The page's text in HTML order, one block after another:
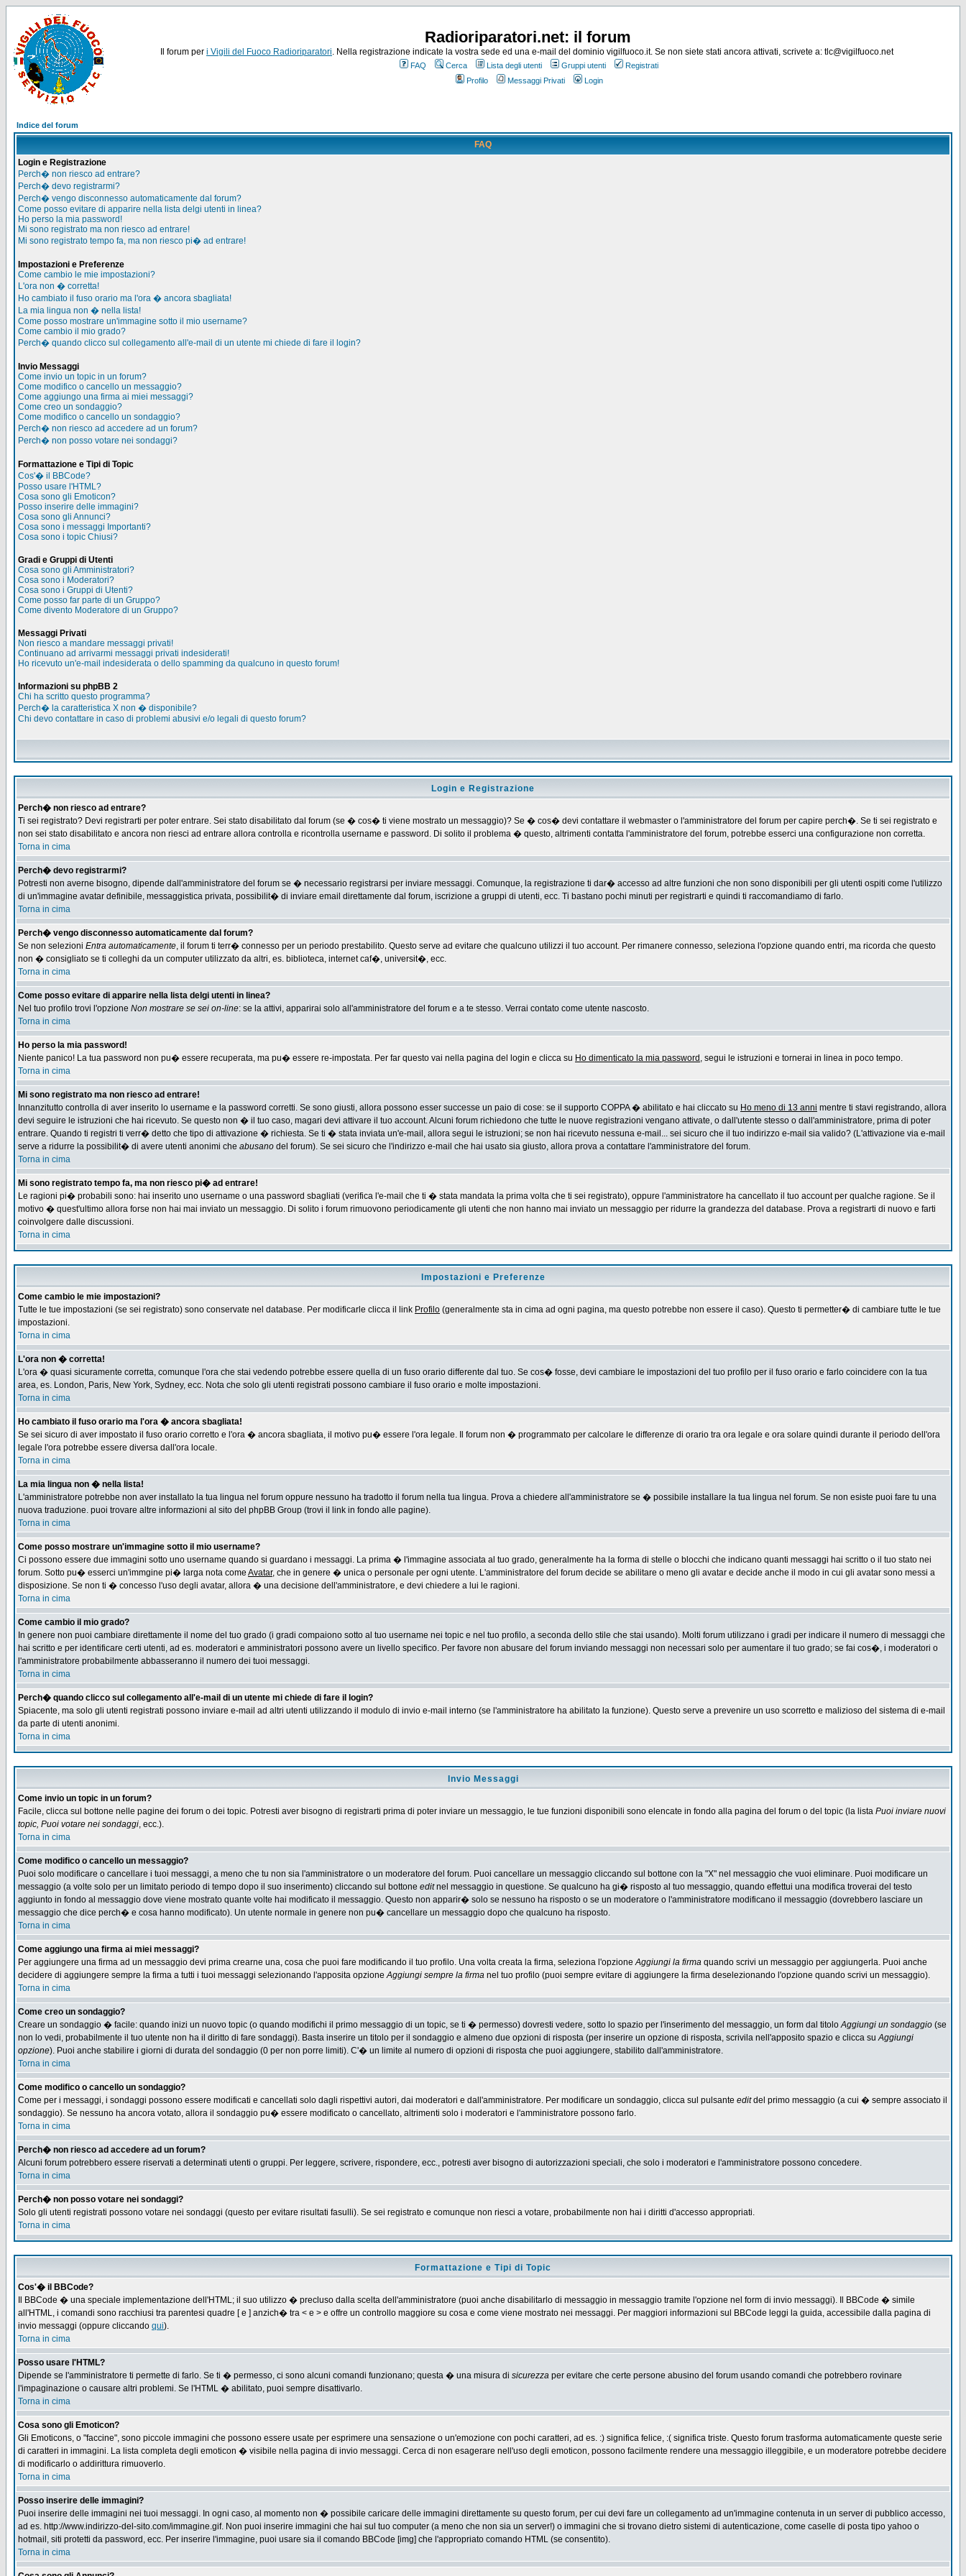
Radioriparatori.net: il forum
Il forum per i Vigili del Fuoco Radioriparatori. Nella registrazione indicate la vostra sede ed una e-mail del dominio vigilfuoco.it. Se non siete stati ancora attivati, scrivete a: tlc@vigilfuoco.net
FAQ Cerca Lista degli utenti Gruppi utenti
Registrati
Profilo
Messaggi Privati Login
Indice del forum
FAQ
Login e Registrazione
Perch� non riesco ad entrare?
Perch� devo registrarmi?
Perch� vengo disconnesso automaticamente dal forum?
Come posso evitare di apparire nella lista delgi utenti in linea?
Ho perso la mia password!
Mi sono registrato ma non riesco ad entrare!
Mi sono registrato tempo fa, ma non riesco pi� ad entrare!
Impostazioni e Preferenze
Come cambio le mie impostazioni?
L'ora non � corretta!
Ho cambiato il fuso orario ma l'ora � ancora sbagliata!
La mia lingua non � nella lista!
Come posso mostrare un'immagine sotto il mio username?
Come cambio il mio grado?
Perch� quando clicco sul collegamento all'e-mail di un utente mi chiede di fare il login?
Invio Messaggi
Come invio un topic in un forum?
Come modifico o cancello un messaggio?
Come aggiungo una firma ai miei messaggi?
Come creo un sondaggio?
Come modifico o cancello un sondaggio?
Perch� non riesco ad accedere ad un forum?
Perch� non posso votare nei sondaggi?
Formattazione e Tipi di Topic
Cos'� il BBCode?
Posso usare l'HTML?
Cosa sono gli Emoticon?
Posso inserire delle immagini?
Cosa sono gli Annunci?
Cosa sono i messaggi Importanti?
Cosa sono i topic Chiusi?
Gradi e Gruppi di Utenti
Cosa sono gli Amministratori?
Cosa sono i Moderatori?
Cosa sono i Gruppi di Utenti?
Come posso far parte di un Gruppo?
Come divento Moderatore di un Gruppo?
Messaggi Privati
Non riesco a mandare messaggi privati!
Continuano ad arrivarmi messaggi privati indesiderati!
Ho ricevuto un'e-mail indesiderata o dello spamming da qualcuno in questo forum!
Informazioni su phpBB 2
Chi ha scritto questo programma?
Perch� la caratteristica X non � disponibile?
Chi devo contattare in caso di problemi abusivi e/o legali di questo forum?
Login e Registrazione
Perch� non riesco ad entrare?
Ti sei registrato? Devi registrarti per poter entrare. Sei stato disabilitato dal forum (se � cos� ti viene mostrato un messaggio)? Se � cos� devi contattare il webmaster o l'amministratore del forum per capire perch�. Se ti sei registrato e
non sei stato disabilitato e ancora non riesci ad entrare allora controlla e ricontrolla username e password. Di solito il problema � questo, altrimenti contatta l'amministratore del forum, potrebbe esserci una configurazione non corretta.
Torna in cima
Perch� devo registrarmi?
Potresti non averne bisogno, dipende dall'amministratore del forum se � necessario registrarsi per inviare messaggi. Comunque, la registrazione ti dar� accesso ad altre funzioni che non sono disponibili per gli utenti ospiti come l'utilizzo
di un'immagine avatar definibile, messaggistica privata, possibilit� di inviare email direttamente dal forum, iscrizione a gruppi di utenti, ecc. Ti bastano pochi minuti per registrarti e quindi ti raccomandiamo di farlo.
Torna in cima
Perch� vengo disconnesso automaticamente dal forum?
Se non selezioni Entra automaticamente, il forum ti terr� connesso per un periodo prestabilito. Questo serve ad evitare che qualcuno utilizzi il tuo account. Per rimanere connesso, seleziona l'opzione quando entri, ma ricorda che questo
non � consigliato se ti colleghi da un computer utilizzato da altri, es. biblioteca, internet caf�, universit�, ecc.
Torna in cima
Come posso evitare di apparire nella lista delgi utenti in linea?
Nel tuo profilo trovi l'opzione Non mostrare se sei on-line: se la attivi, apparirai solo all'amministratore del forum e a te stesso. Verrai contato come utente nascosto.
Torna in cima
Ho perso la mia password!
Niente panico! La tua password non pu� essere recuperata, ma pu� essere re-impostata. Per far questo vai nella pagina del login e clicca su Ho dimenticato la mia password , segui le istruzioni e tornerai in linea in poco tempo.
Torna in cima
Mi sono registrato ma non riesco ad entrare!
Innanzitutto controlla di aver inserito lo username e la password corretti. Se sono giusti, allora possono esser successe un paio di cose: se il supporto COPPA � abilitato e hai cliccato su Ho meno di 13 anni mentre ti stavi registrando, allora
devi seguire le istruzioni che hai ricevuto. Se questo non � il tuo caso, magari devi attivare il tuo account. Alcuni forum richiedono che tutte le nuove registrazioni vengano attivate, o dall'utente stesso o dall'amministratore, prima di poter
entrare. Quando ti registri ti verr� detto che tipo di attivazione � richiesta. Se ti � stata inviata un'e-mail, allora segui le istruzioni; se non hai ricevuto nessuna e-mail... sei sicuro che il tuo indirizzo e-mail sia valido? (L'attivazione via e-mail
serve a ridurre la possibilit� di avere utenti anonimi che abusano del forum). Se sei sicuro che l'indirizzo e-mail che hai usato sia giusto, allora prova a contattare l'amministratore del forum.
Torna in cima
Mi sono registrato tempo fa, ma non riesco pi� ad entrare!
Le ragioni pi� probabili sono: hai inserito uno username o una password sbagliati (verifica l'e-mail che ti � stata mandata la prima volta che ti sei registrato), oppure l'amministratore ha cancellato il tuo account per qualche ragione. Se il
motivo � quest'ultimo allora forse non hai mai inviato un messaggio. Di solito i forum rimuovono periodicamente gli utenti che non hanno mai inviato un messaggio per ridurre la grandezza del database. Prova a registrarti di nuovo e farti
coinvolgere dalle discussioni.
Torna in cima
Impostazioni e Preferenze
Come cambio le mie impostazioni?
Tutte le tue impostazioni (se sei registrato) sono conservate nel database. Per modificarle clicca il link Profilo (generalmente sta in cima ad ogni pagina, ma questo potrebbe non essere il caso). Questo ti permetter� di cambiare tutte le tue
impostazioni.
Torna in cima
L'ora non � corretta!
L'ora � quasi sicuramente corretta, comunque l'ora che stai vedendo potrebbe essere quella di un fuso orario differente dal tuo. Se cos� fosse, devi cambiare le impostazioni del tuo profilo per il fuso orario e farlo coincidere con la tua
area, es. London, Paris, New York, Sydney, ecc. Nota che solo gli utenti registrati possono cambiare il fuso orario e molte impostazioni.
Torna in cima
Ho cambiato il fuso orario ma l'ora � ancora sbagliata!
Se sei sicuro di aver impostato il fuso orario corretto e l'ora � ancora sbagliata, il motivo pu� essere l'ora legale. Il forum non � programmato per calcolare le differenze di orario tra ora legale e ora solare quindi durante il periodo dell'ora
legale l'ora potrebbe essere diversa dall'ora locale.
Torna in cima
La mia lingua non � nella lista!
L'amministratore potrebbe non aver installato la tua lingua nel forum oppure nessuno ha tradotto il forum nella tua lingua. Prova a chiedere all'amministratore se � possibile installare la tua lingua nel forum. Se non esiste puoi fare tu una
nuova traduzione. puoi trovare altre informazioni al sito del phpBB Group (trovi il link in fondo alle pagine).
Torna in cima
Come posso mostrare un'immagine sotto il mio username?
Ci possono essere due immagini sotto uno username quando si guardano i messaggi. La prima � l'immagine associata al tuo grado, generalmente ha la forma di stelle o blocchi che indicano quanti messaggi hai scritto o il tuo stato nei
forum. Sotto pu� esserci un'immgine pi� larga nota come Avatar, che in genere � unica o personale per ogni utente. L'amministratore del forum decide se abilitare o meno gli avatar e decide anche il modo in cui gli avatar sono messi a
disposizione. Se non ti � concesso l'uso degli avatar, allora � una decisione dell'amministratore, e devi chiedere a lui le ragioni.
Torna in cima
Come cambio il mio grado?
In genere non puoi cambiare direttamente il nome del tuo grado (i gradi compaiono sotto al tuo username nei topic e nel tuo profilo, a seconda dello stile che stai usando). Molti forum utilizzano i gradi per indicare il numero di messaggi che
hai scritto e per identificare certi utenti, ad es. moderatori e amministratori possono avere un livello specifico. Per favore non abusare del forum inviando messaggi non necessari solo per aumentare il tuo grado; se fai cos�, i moderatori o
l'amministratore probabilmente abbasseranno il numero dei tuoi messaggi.
Torna in cima
Perch� quando clicco sul collegamento all'e-mail di un utente mi chiede di fare il login?
Spiacente, ma solo gli utenti registrati possono inviare e-mail ad altri utenti utilizzando il modulo di invio e-mail interno (se l'amministratore ha abilitato la funzione). Questo serve a prevenire un uso scorretto e malizioso del sistema di e-mail
da parte di utenti anonimi.
Torna in cima
Invio Messaggi
Come invio un topic in un forum?
Facile, clicca sul bottone nelle pagine dei forum o dei topic. Potresti aver bisogno di registrarti prima di poter inviare un messaggio, le tue funzioni disponibili sono elencate in fondo alla pagina del forum o del topic (la lista Puoi inviare nuovi
topic, Puoi votare nei sondaggi, ecc.).
Torna in cima
Come modifico o cancello un messaggio?
Puoi solo modificare o cancellare i tuoi messaggi, a meno che tu non sia l'amministratore o un moderatore del forum. Puoi cancellare un messaggio cliccando sul bottone con la "X" nel messaggio che vuoi eliminare. Puoi modificare un
messaggio (a volte solo per un limitato periodo di tempo dopo il suo inserimento) cliccando sul bottone editnel messaggio in questione. Se qualcuno ha gi� risposto al tuo messaggio, quando effettui una modifica troverai del testo
aggiunto in fondo al messaggio dove viene mostrato quante volte hai modificato il messaggio. Questo non apparir� solo se nessuno ha risposto o se un moderatore o l'amministratore modificano il messaggio (dovrebbero lasciare un
messaggio che dice perch� e cosa hanno modificato). Un utente normale in genere non pu� cancellare un messaggio dopo che qualcuno ha risposto.
Torna in cima
Come aggiungo una firma ai miei messaggi?
Per aggiungere una firma ad un messaggio devi prima crearne una, cosa che puoi fare modificando il tuo profilo. Una volta creata la firma, seleziona l'opzioneAggiungi la firma quando scrivi un messaggio per aggiungerla. Puoi anche
decidere di aggiungere sempre la firma a tutti i tuoi messaggi selezionando l'apposita opzioneAggiungi sempre la firma nel tuo profilo (puoi sempre evitare di aggiungere la firma deselezionando l'opzione quando scrivi un messaggio).
Torna in cima
Come creo un sondaggio?
Creare un sondaggio � facile: quando inizi un nuovo topic (o quando modifichi il primo messaggio di un topic, se ti � permesso) dovresti vedere, sotto lo spazio per l'inserimento del messaggio, un form dal titoloAggiungi un sondaggio (se
non lo vedi, probabilmente il tuo utente non ha il diritto di fare sondaggi). Basta inserire un titolo per il sondaggio e almeno due opzioni di risposta (per inserire un opzione di risposta, scrivila nell'apposito spazio e clicca suAggiungi
opzione). Puoi anche stabilire i giorni di durata del sondaggio (0 per non porre limiti). C'� un limite al numero di opzioni di risposta che puoi aggiungere, stabilito dall'amministratore.
Torna in cima
Come modifico o cancello un sondaggio?
Come per i messaggi, i sondaggi possono essere modificati e cancellati solo dagli rispettivi autori, dai moderatori e dall'amministratore. Per modificare un sondaggio, clicca sul pulsante editdel primo messaggio (a cui � sempre associato il
sondaggio). Se nessuno ha ancora votato, allora il sondaggio pu� essere modificato o cancellato, altrimenti solo i moderatori e l'amministratore possono farlo.
Torna in cima
Perch� non riesco ad accedere ad un forum?
Alcuni forum potrebbero essere riservati a determinati utenti o gruppi. Per leggere, scrivere, rispondere, ecc., potresti aver bisogno di autorizzazioni speciali, che solo i moderatori e l'amministratore possono concedere.
Torna in cima
Perch� non posso votare nei sondaggi?
Solo gli utenti registrati possono votare nei sondaggi (questo per evitare risultati fasulli). Se sei registrato e comunque non riesci a votare, probabilmente non hai i diritti d'accesso appropriati.
Torna in cima
Formattazione e Tipi di Topic
Cos'� il BBCode?
Il BBCode � una speciale implementazione dell'HTML; il suo utilizzo � precluso dalla scelta dell'amministratore (puoi anche disabilitarlo di messaggio in messaggio tramite l'opzione nel form di invio messaggi). Il BBCode � simile
all'HTML, i comandi sono racchiusi tra parentesi quadre [ e ] anzich� tra < e > e offre un controllo maggiore su cosa e come viene mostrato nei messaggi. Per maggiori informazioni sul BBCode leggi la guida, accessibile dalla pagina di
invio messaggi (oppure cliccando qui).
Torna in cima
Posso usare l'HTML?
Dipende se l'amministratore ti permette di farlo. Se ti � permesso, ci sono alcuni comandi funzionano; questa � una misura di sicurezza per evitare che certe persone abusino del forum usando comandi che potrebbero rovinare
l'impaginazione o causare altri problemi. Se l'HTML � abilitato, puoi sempre disattivarlo.
Torna in cima
Cosa sono gli Emoticon?
Gli Emoticons, o "faccine", sono piccole immagini che possono essere usate per esprimere una sensazione o un'emozione con pochi caratteri, ad es. :) significa felice, :( significa triste. Questo forum trasforma automaticamente queste serie
di caratteri in immagini. La lista completa degli emoticon � visibile nella pagina di invio messaggi. Cerca di non esagerare nell'uso degli emoticon, possono facilmente rendere una messaggio illeggibile, e un moderatore potrebbe decidere
di modificarlo o addirittura rimuoverlo.
Torna in cima
Posso inserire delle immagini?
Puoi inserire delle immagini nei tuoi messaggi. In ogni caso, al momento non � possibile caricare delle immagini direttamente su questo forum, per cui devi fare un collegamento ad un'immagine contenuta in un server di pubblico accesso,
ad es. http://www.indirizzo-del-sito.com/immagine.gif. Non puoi inserire immagini che hai sul tuo computer (a meno che non sia un server!) o immagini che si trovano dietro sistemi di autenticazione, come caselle di posta tipo yahoo o
hotmail, siti protetti da password, ecc. Per inserire l'immagine, puoi usare sia il comando BBCode [img] che l'appropriato comando HTML (se consentito).
Torna in cima